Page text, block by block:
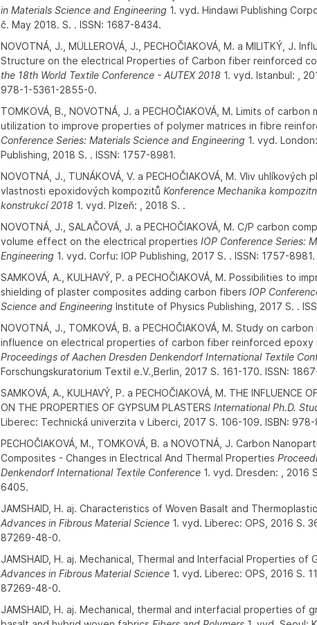
in Materials Science and Engineering 1. vyd. Hindawi Publishing
č. May 2018. S. . ISSN: 1687-8434.
NOVOTNÁ, J., MÜLLEROVÁ, J., PECHOČIAKOVÁ, M. a MILITKÝ, J.
Structure on the electrical Properties of Carbon fiber reinforced
the 18th World Textile Conference - AUTEX 2018 1. vyd. Istanbul: ,
978-1-5361-2855-0.
TOMKOVÁ, B., NOVOTNÁ, J. a PECHOČIAKOVÁ, M. Limits of
utilization to improve properties of polymer matrices in fibre
Conference Series: Materials Science and Engineering 1. vyd.
Publishing, 2018 S. . ISSN: 1757-8981.
NOVOTNÁ, J., TUNÁKOVÁ, V. a PECHOČIAKOVÁ, M. Vliv uhlíkových
vlastnosti epoxidových kompozitů Konference Mechanika
konstrukcí 2018 1. vyd. Plzeň: , 2018 S. .
NOVOTNÁ, J., SALAČOVÁ, J. a PECHOČIAKOVÁ, M. C/P carbon
volume effect on the electrical properties IOP Conference Series:
Engineering 1. vyd. Corfu: IOP Publishing, 2017 S. . ISSN: 1757-8981.
SAMKOVÁ, A., KULHAVÝ, P. a PECHOČIAKOVÁ, M. Possibilities to
shielding of plaster composites adding carbon fibers IOP
Science and Engineering Institute of Physics Publishing, 2017 S. .
NOVOTNÁ, J., TOMKOVÁ, B. a PECHOČIAKOVÁ, M. Study on
influence on electrical properties of carbon fiber reinforced epoxy
Proceedings of Aachen Dresden Denkendorf International Textile
Forschungskuratorium Textil e.V.,Berlin, 2017 S. 161-170. ISSN:
SAMKOVÁ, A., KULHAVÝ, P. a PECHOČIAKOVÁ, M. THE INFLUENCE
ON THE PROPERTIES OF GYPSUM PLASTERS International Ph.D.
Liberec: Technická univerzita v Liberci, 2017 S. 106-109. ISBN:
PECHOČIAKOVÁ, M., TOMKOVÁ, B. a NOVOTNÁ, J. Carbon
Composites - Changes in Electrical And Thermal Properties
Denkendorf International Textile Conference 1. vyd. Dresden: , 2016
6405.
JAMSHAID, H. aj. Characteristics of Woven Basalt and
Advances in Fibrous Material Science 1. vyd. Liberec: OPS, 2016 S.
87269-48-0.
JAMSHAID, H. aj. Mechanical, Thermal and Interfacial Properties of
Advances in Fibrous Material Science 1. vyd. Liberec: OPS, 2016 S.
87269-48-0.
JAMSHAID, H. aj. Mechanical, thermal and interfacial properties of